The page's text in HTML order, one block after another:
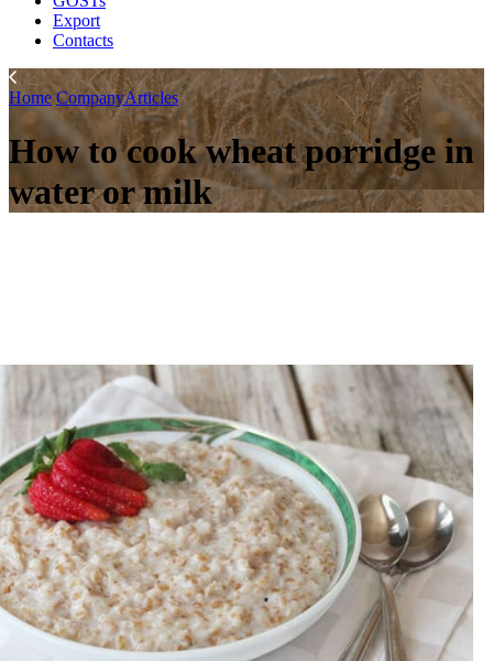
Export
Contacts
Home CompanyArticles
How to cook wheat porridge in
water or milk